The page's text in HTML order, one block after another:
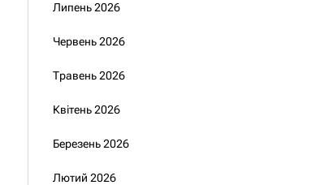
Липень 2026
Червень 2026
Травень 2026
Квітень 2026
Березень 2026
Лютий 2026